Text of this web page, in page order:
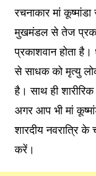
रचनाकार मां
मुखमंडल से तेज
प्रकाशवान होता है।
से साधक को मृत्यु
है। साथ ही
अगर आप भी मां
शारदीय नवरात्रि के
करें।